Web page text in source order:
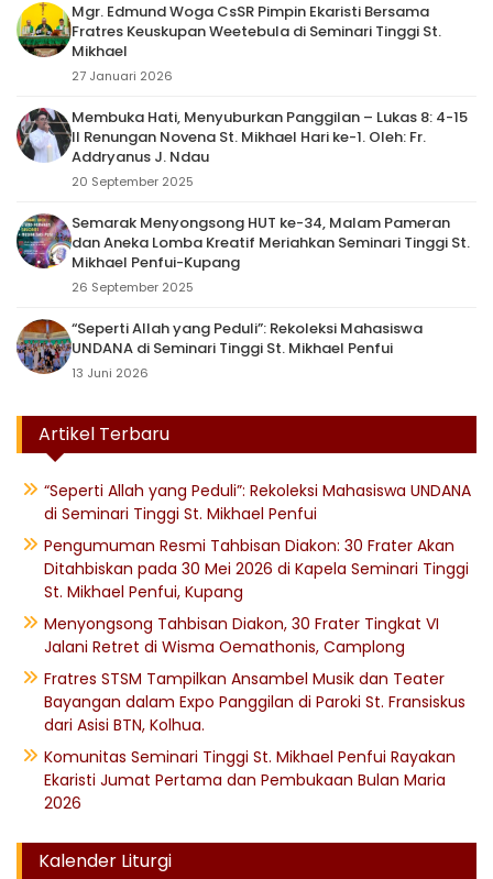
Mgr. Edmund Woga CsSR Pimpin Ekaristi Bersama
Fratres Keuskupan Weetebula di Seminari Tinggi St.
Mikhael
27 Januari 2026
Membuka Hati, Menyuburkan Panggilan – Lukas 8: 4-15
II Renungan Novena St. Mikhael Hari ke-1. Oleh: Fr.
Addryanus J. Ndau
20 September 2025
Semarak Menyongsong HUT ke-34, Malam Pameran
dan Aneka Lomba Kreatif Meriahkan Seminari Tinggi St.
Mikhael Penfui-Kupang
26 September 2025
“Seperti Allah yang Peduli”: Rekoleksi Mahasiswa
UNDANA di Seminari Tinggi St. Mikhael Penfui
13 Juni 2026
Artikel Terbaru
“Seperti Allah yang Peduli”: Rekoleksi Mahasiswa UNDANA
di Seminari Tinggi St. Mikhael Penfui
Pengumuman Resmi Tahbisan Diakon: 30 Frater Akan
Ditahbiskan pada 30 Mei 2026 di Kapela Seminari Tinggi
St. Mikhael Penfui, Kupang
Menyongsong Tahbisan Diakon, 30 Frater Tingkat VI
Jalani Retret di Wisma Oemathonis, Camplong
Fratres STSM Tampilkan Ansambel Musik dan Teater
Bayangan dalam Expo Panggilan di Paroki St. Fransiskus
dari Asisi BTN, Kolhua.
Komunitas Seminari Tinggi St. Mikhael Penfui Rayakan
Ekaristi Jumat Pertama dan Pembukaan Bulan Maria
2026
Kalender Liturgi